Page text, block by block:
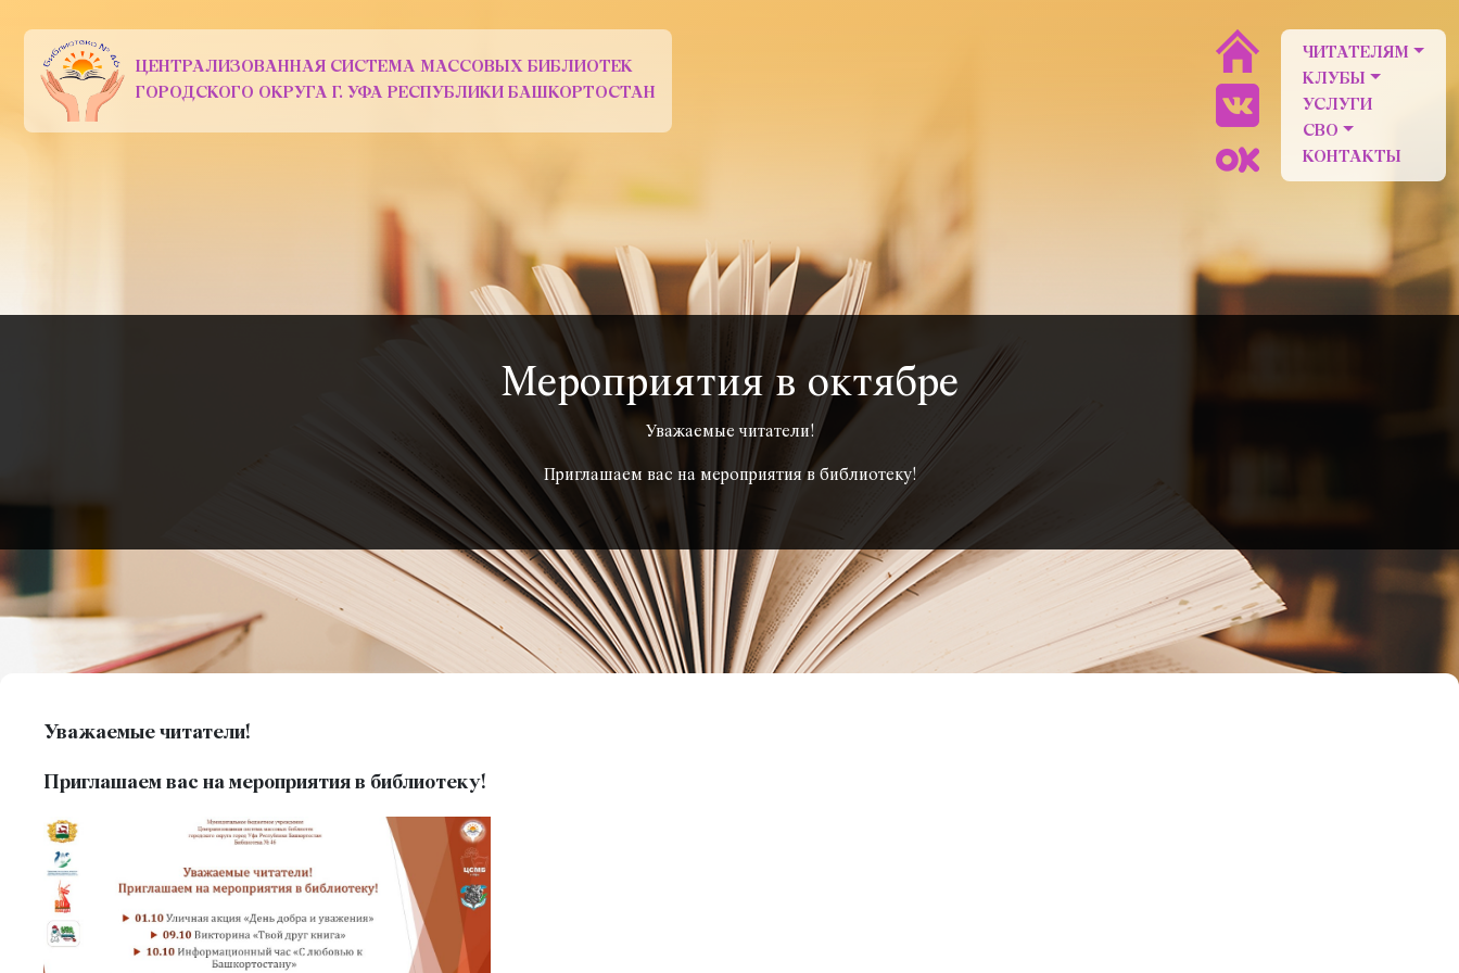
ЦЕНТРАЛИЗОВАННАЯ СИСТЕМА МАССОВЫХ БИБЛИОТЕК
ГОРОДСКОГО ОКРУГА Г. УФА РЕСПУБЛИКИ БАШКОРТОСТАН
ЧИТАТЕЛЯМ
КЛУБЫ
УСЛУГИ
СВО
КОНТАКТЫ
Мероприятия в октябре
Уважаемые читатели!
Приглашаем вас на мероприятия в библиотеку!
Уважаемые читатели!
Приглашаем вас на мероприятия в библиотеку!